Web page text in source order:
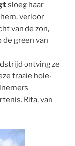
sloeg haar
verloor
van de zon,
de green van
ontving ze
fraaie hole-
Rita, van